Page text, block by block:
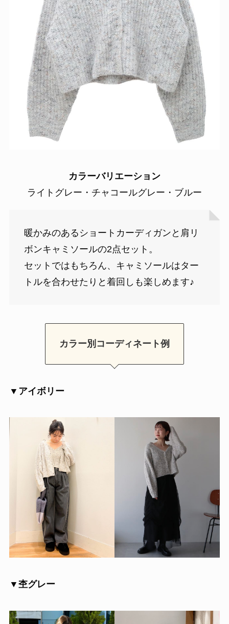
カラーバリエーション
ライトグレー・チャコールグレー・ブルー
暖かみのあるショートカーディガンと肩リ
ボンキャミソールの2点セット。
セットではもちろん、キャミソールはター
トルを合わせたりと着回しも楽しめます♪
カラー別コーディネート例
▼アイボリー
▼杢グレー